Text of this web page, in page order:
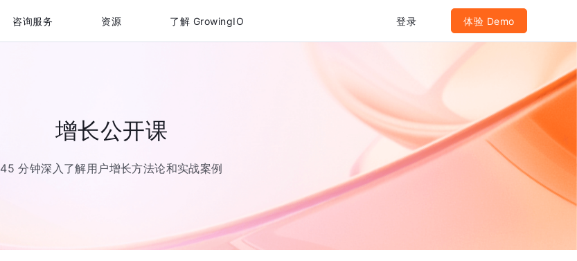
咨询服务 资源 了解 GrowingIO 登录 体验 Demo
增长公开课
45 分钟深入了解用户增长方法论和实战案例